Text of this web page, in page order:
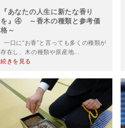
『あなたの人生に新たな香り
を』④ ～香木の種類と参考価
格～
一口に“お香”と言っても多くの種類が
存在し、木の種類や原産地…
続きを見る